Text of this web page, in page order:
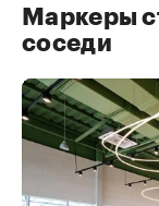
Маркеры
соседи